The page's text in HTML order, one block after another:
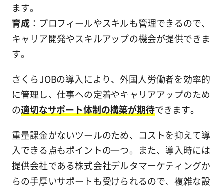
ます。
育成 ：プロフィールやスキルも管理できるので、
キャリア開発やスキルアップの機会が提供できま
す。
さくらJOBの導入により、外国人労働者を効率的
に管理し、仕事への定着やキャリアアップのため
の適切なサポート体制の構築が期待できます。
重量課金がないツールのため、コストを抑えて導
入できる点もポイントの一つ。また、導入時には
提供会社である株式会社デルタマーケティングか
らの手厚いサポートも受けられるので、複雑な設